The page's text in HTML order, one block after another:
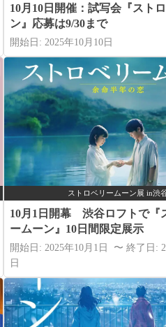
10月10日開催：試写会『スト
ン』応募は9/30まで
開始日: 2025年10月10日
ストロベリームーン展 in渋
10月1日開幕 渋谷ロフトで『
ームーン』10日間限定展示
開始日: 2025年10月1日 〜 終了日:
日